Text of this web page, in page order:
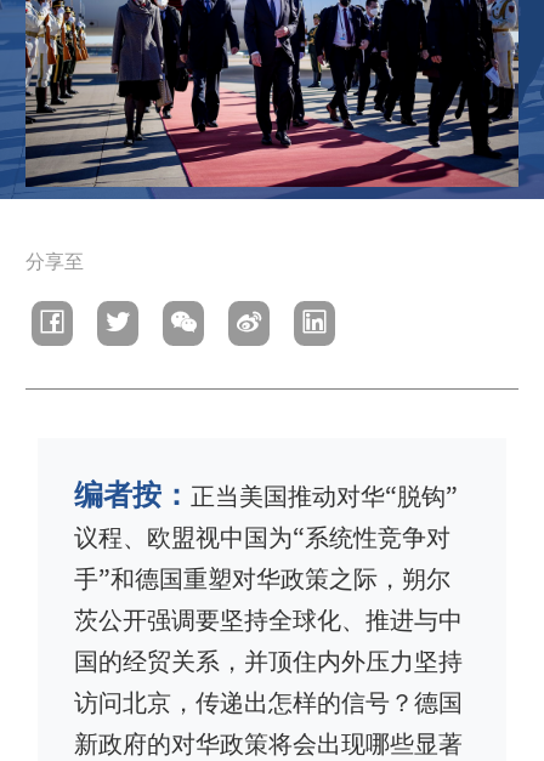
包
屑
分享至
编者按： 正当美国推动对华“脱钩”
议程、欧盟视中国为“系统性竞争对
手”和德国重塑对华政策之际，朔尔
茨公开强调要坚持全球化、推进与中
国的经贸关系，并顶住内外压力坚持
访问北京，传递出怎样的信号？德国
新政府的对华政策将会出现哪些显著